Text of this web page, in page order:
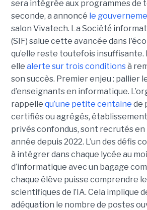
sera intégrée aux programmes de
seconde, a annoncé le
salon Vivatech. La Société́
(SIF) salue cette avancée dans
qu’elle reste toutefois insuffisante.
elle alerte sur trois conditionsà
son succès. Premier enjeu : pallier
d’enseignants en informatique.
rappelle qu’une petite centaine de
certifiés ou agrégés,
privés confondus, sont recrutés en
année depuis 2022. L’un des défis
à intégrer dans chaque lycée au
d’informatique avec un bagage
chaque élève puisse comprendre
scientifiques de l’IA. Cela implique
adéquation le nombre de postes